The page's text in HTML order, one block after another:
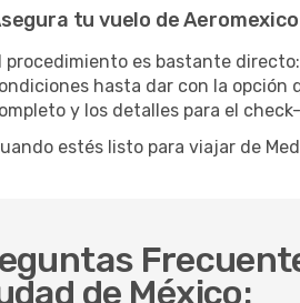
tu vuelo de
procedimiento es bastante
hasta dar con la opción
y los detalles para el
estés listo para viajar de
de México: